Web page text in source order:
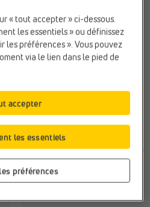
-40%
BALLERINES
Tango
Prix le plus bas
précédent: 59,99 €99,99 59,99
Hauteur de talon:Plat (0 - 2
cm)
Matière:Cuir
« tout accepter » ci-dessous.
les essentiels » ou définissez
les préférences ». Vous pouvez
via le lien dans le pied de
préférences
les essentiels
accepter